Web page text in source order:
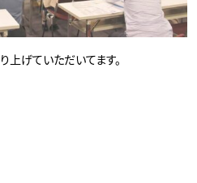
上げていただいてます。